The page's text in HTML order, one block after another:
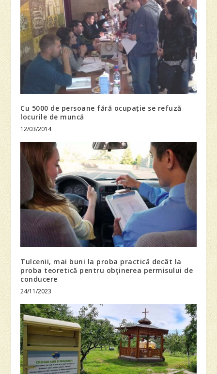
Cu 5000 de persoane fără ocupație se refuză
locurile de muncă
12/03/2014
Tulcenii, mai buni la proba practică decât la
proba teoretică pentru obţinerea permisului de
conducere
24/11/2023